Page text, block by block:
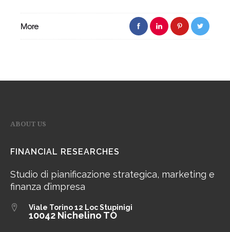
More
ABOUT US
FINANCIAL RESEARCHES
Studio di pianificazione strategica, marketing e
finanza d’impresa
Viale Torino 12 Loc Stupinigi
10042 Nichelino TO